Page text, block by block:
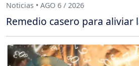
Noticias • AGO 6 / 2026
Remedio casero para aliviar